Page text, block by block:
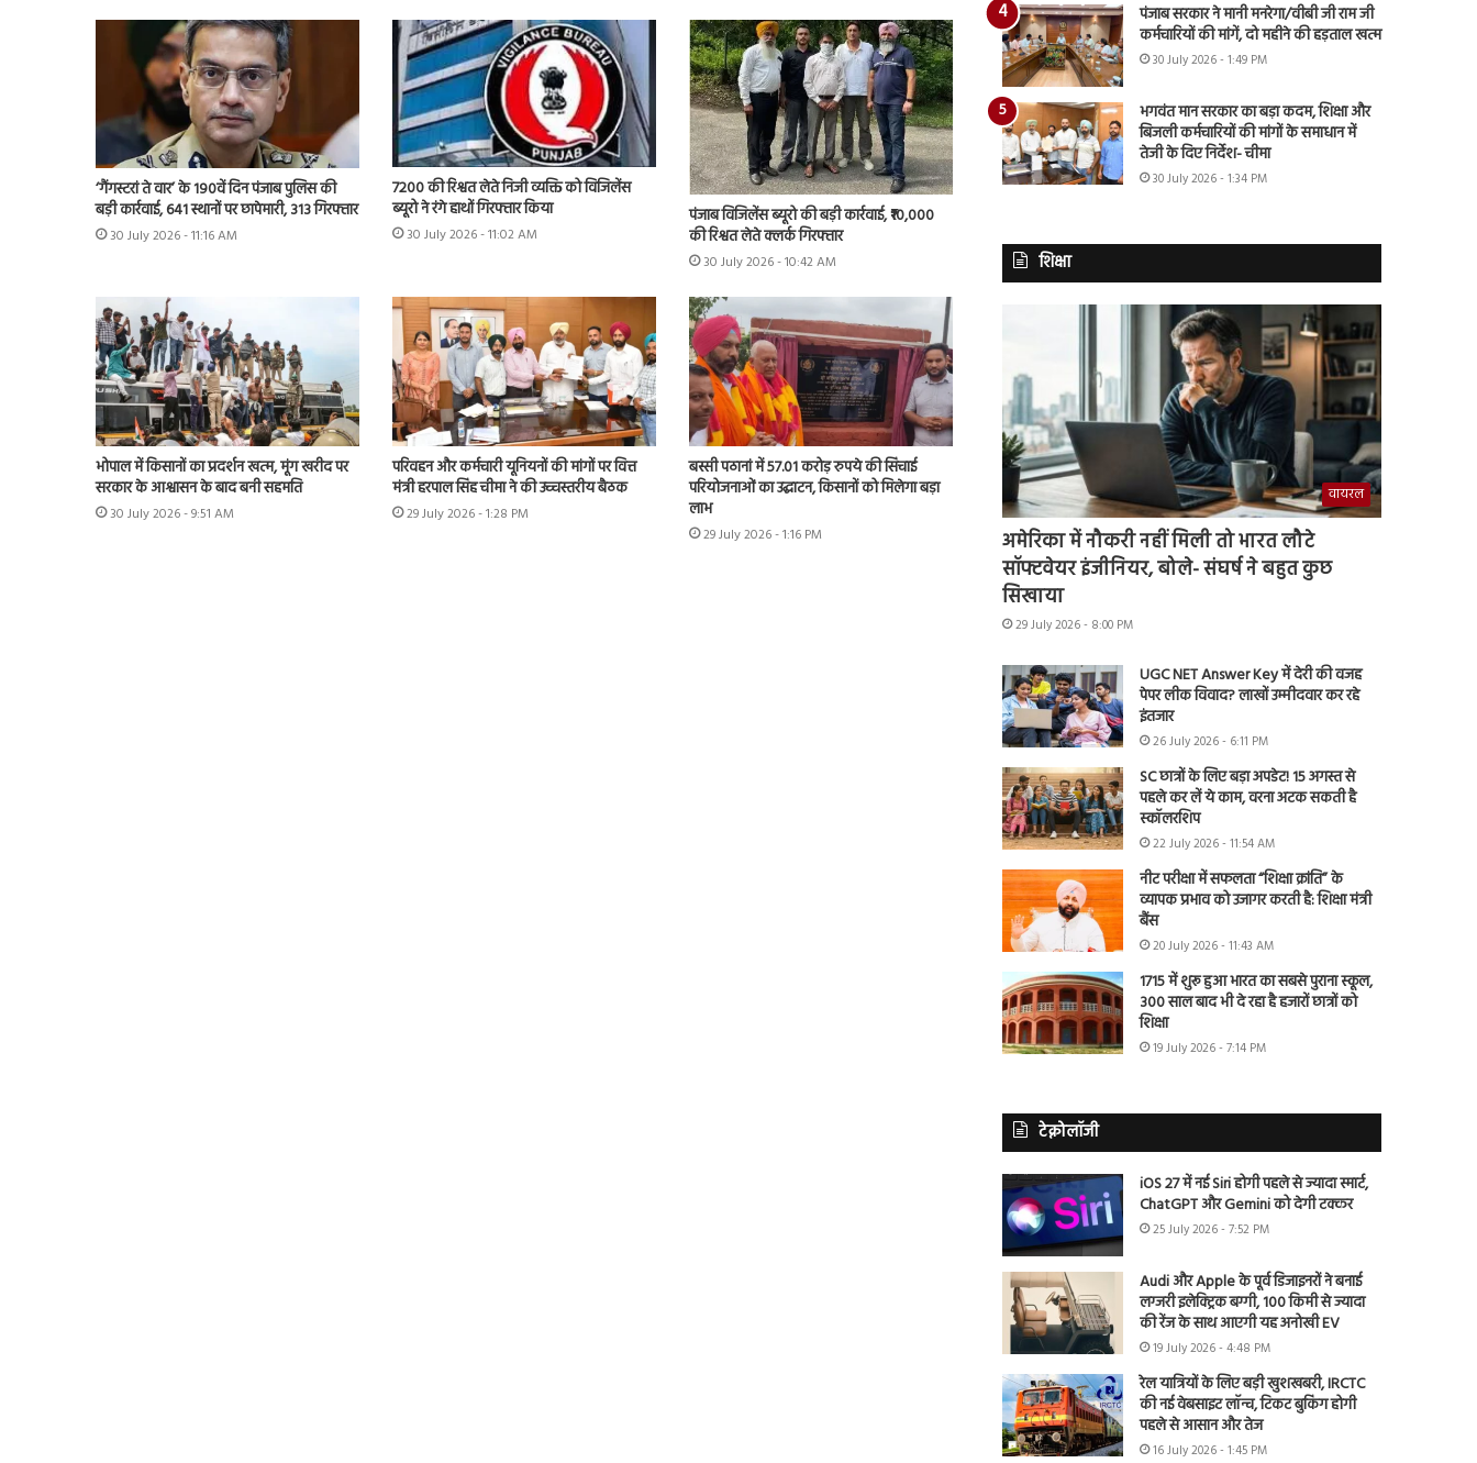
‘गैंगस्टरां ते वार’ के 190वें दिन पंजाब पुलिस की
बड़ी कार्रवाई, 641 स्थानों पर छापेमारी, 313 गिरफ्तार
30 July 2026 - 11:16 AM
7200 की रिश्वत लेते निजी व्यक्ति को विजिलेंस
ब्यूरो ने रंगे हाथों गिरफ्तार किया
30 July 2026 - 11:02 AM
पंजाब विजिलेंस ब्यूरो की बड़ी कार्रवाई, ₹10,000
की रिश्वत लेते क्लर्क गिरफ्तार
30 July 2026 - 10:42 AM
भोपाल में किसानों का प्रदर्शन खत्म, मूंग खरीद पर
सरकार के आश्वासन के बाद बनी सहमति
30 July 2026 - 9:51 AM
परिवहन और कर्मचारी यूनियनों की मांगों पर वित्त
मंत्री हरपाल सिंह चीमा ने की उच्चस्तरीय बैठक
29 July 2026 - 1:28 PM
बस्सी पठानां में 57.01 करोड़ रुपये की सिंचाई
परियोजनाओं का उद्घाटन, किसानों को मिलेगा बड़ा
लाभ
29 July 2026 - 1:16 PM
पंजाब सरकार ने मानी मनरेगा/वीबी जी राम जी
कर्मचारियों की मांगें, दो महीने की हड़ताल खत्म
30 July 2026 - 1:49 PM
भगवंत मान सरकार का बड़ा कदम, शिक्षा और
बिजली कर्मचारियों की मांगों के समाधान में
तेजी के दिए निर्देश- चीमा
30 July 2026 - 1:34 PM
शिक्षा
वायरल
अमेरिका में नौकरी नहीं मिली तो भारत लौटे
सॉफ्टवेयर इंजीनियर, बोले- संघर्ष ने बहुत कुछ
सिखाया
29 July 2026 - 8:00 PM
UGC NET Answer Key में देरी की वजह
पेपर लीक विवाद? लाखों उम्मीदवार कर रहे
इंतजार
26 July 2026 - 6:11 PM
SC छात्रों के लिए बड़ा अपडेट! 15 अगस्त से
पहले कर लें ये काम, वरना अटक सकती है
स्कॉलरशिप
22 July 2026 - 11:54 AM
नीट परीक्षा में सफलता “शिक्षा क्रांति” के
व्यापक प्रभाव को उजागर करती है: शिक्षा मंत्री
बैंस
20 July 2026 - 11:43 AM
1715 में शुरू हुआ भारत का सबसे पुराना स्कूल,
300 साल बाद भी दे रहा है हजारों छात्रों को
शिक्षा
19 July 2026 - 7:14 PM
टेक्नोलॉजी
iOS 27 में नई Siri होगी पहले से ज्यादा स्मार्ट,
ChatGPT और Gemini को देगी टक्कर
25 July 2026 - 7:52 PM
Audi और Apple के पूर्व डिजाइनरों ने बनाई
लग्जरी इलेक्ट्रिक बग्गी, 100 किमी से ज्यादा
की रेंज के साथ आएगी यह अनोखी EV
19 July 2026 - 4:48 PM
रेल यात्रियों के लिए बड़ी खुशखबरी, IRCTC
की नई वेबसाइट लॉन्च, टिकट बुकिंग होगी
पहले से आसान और तेज
16 July 2026 - 1:45 PM